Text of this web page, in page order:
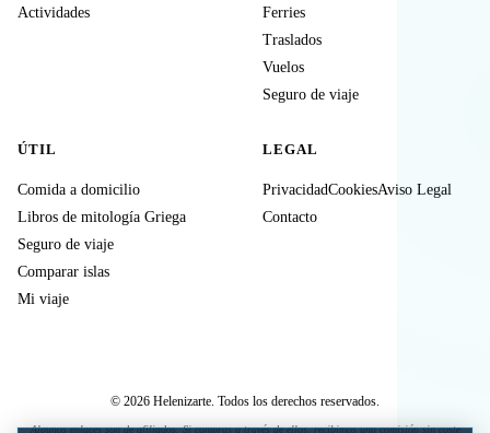
Actividades
Ferries
Traslados
Vuelos
Seguro de viaje
ÚTIL
Comida a domicilio
Libros de mitología Griega
Seguro de viaje
Comparar islas
Mi viaje
LEGAL
PrivacidadCookiesAviso Legal
Contacto
© 2026 Helenizarte. Todos los derechos reservados.
Algunos enlaces son de afiliados. Si compras a través de ellos, recibimos una comisión sin coste